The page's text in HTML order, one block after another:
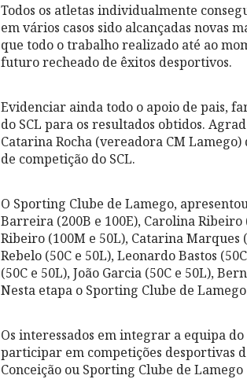
Todos os atletas individualmente
em vários casos sido alcançadas novas
que todo o trabalho realizado até ao
futuro recheado de êxitos desportivos.
Evidenciar ainda todo o apoio de pais,
do SCL para os resultados obtidos.
Catarina Rocha (vereadora CM
de competição do SCL.
O Sporting Clube de Lamego,
Barreira (200B e 100E), Carolina Ribeiro
Ribeiro (100M e 50L), Catarina Marques
Rebelo (50C e 50L), Leonardo Bastos
(50C e 50L), João Garcia (50C e 50L),
Nesta etapa o Sporting Clube de
Os interessados em integrar a equipa
participar em competições desportivas
Conceição ou Sporting Clube de